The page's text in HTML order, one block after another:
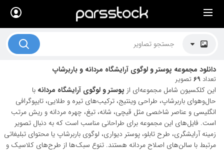
دانلود مجموعه پوستر و لوگوی آرایشگاه مردانه و باربرشاپ
تعداد 69تصویر
این کلکسیون شامل مجموعه‌ای از پوستر و لوگوی آرایشگاه مردانه با
حال‌وهوای باربرشاپ، طراحی وینتیج، ترکیب‌های تیره و طلایی، تایپوگرافی
انگلیسی و عناصر شاخصی مثل قیچی، شانه، تیغ، چهره مردانه و ریش مرتب
است. فایل‌های این مجموعه برای طراحانی مناسب است که به دنبال تصویر
زمینه آرایشگری، طرح تابلو، پوستر دیواری، لوگوی باربرشاپ یا محتوای تبلیغاتی
مرتبط با سالن‌های اصلاح مردانه هستند. تنوع سبک‌ها از طرح‌های کلاسیک و
× لیست قیمت ها
موضوعات تصاویر
دکوراسیون و فضاها
هنرمندان ایرانی
کسب درآمد از فروش تصاویر